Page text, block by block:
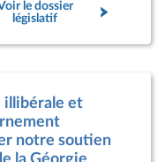
le dossier
législatif
illibérale et
notre soutien
la Géorgie